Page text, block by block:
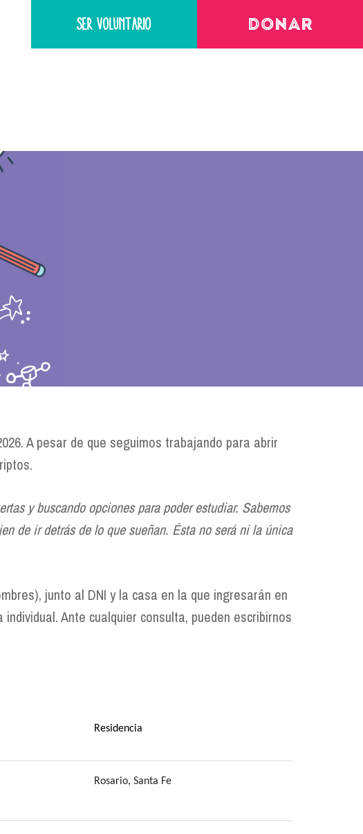
SER VOLUNTARIO DONAR
A pesar de que seguimos trabajando para abrir
y buscando opciones para poder estudiar. Sabemos
de ir detrás de lo que sueñan. Ésta no será ni la única
junto al DNI y la casa en la que ingresarán en
Ante cualquier consulta, pueden escribirnos
Residencia
Rosario, Santa Fe